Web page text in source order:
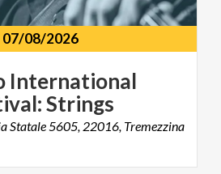
07/08/2026
International
Strings
Statale 5605, 22016, Tremezzina